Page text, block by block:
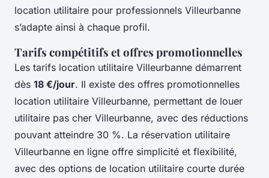
location utilitaire pour professionnels Villeurbanne
s’adapte ainsi à chaque profil.
Tarifs compétitifs et offres promotionnelles
Les tarifs location utilitaire Villeurbanne démarrent
dès 18 €/jour. Il existe des offres promotionnelles
location utilitaire Villeurbanne, permettant de louer
utilitaire pas cher Villeurbanne, avec des réductions
pouvant atteindre 30 %. La réservation utilitaire
Villeurbanne en ligne offre simplicité et flexibilité,
avec des options de location utilitaire courte durée